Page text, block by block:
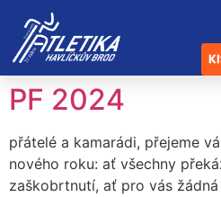
PF 2024
přátelé a kamarádi, přejeme
nového roku: ať všechny
zaškobrtnutí, ať pro vás